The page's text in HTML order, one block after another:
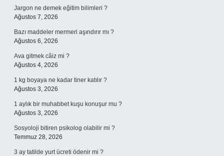
Jargon ne demek eğitim bilimleri ?
Ağustos 7, 2026
Bazı maddeler mermeri aşındırır mı ?
Ağustos 6, 2026
Ava gitmek câiz mi ?
Ağustos 4, 2026
1 kg boyaya ne kadar tiner katılır ?
Ağustos 3, 2026
1 aylık bir muhabbet kuşu konuşur mu ?
Ağustos 3, 2026
Sosyoloji bitiren psikolog olabilir mi ?
Temmuz 28, 2026
3 ay tatilde yurt ücreti ödenir mi ?